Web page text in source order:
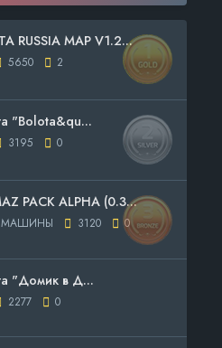
RUSSIA MAP V1.2...
5650 2
"Bolota&qu...
3195 0
PACK ALPHA (0.3...
МАШИНЫ 3120 0
"Домик в Д...
2277 0